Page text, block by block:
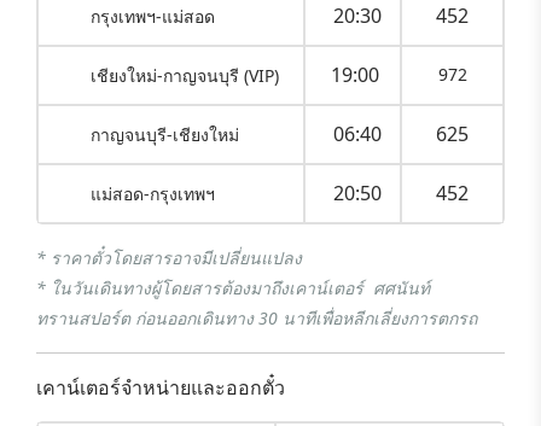
กรุงเทพฯ-แม่สอด 20:30 452
เชียงใหม่-กาญจนบุรี (VIP) 19:00 972
กาญจนบุรี-เชียงใหม่ 06:40 625
แม่สอด-กรุงเทพฯ 20:50 452
* ราคาตั๋วโดยสารอาจมีเปลี่ยนแปลง
* ในวันเดินทางผู้โดยสารต้องมาถึงเคาน์เตอร์ ศศนันท์
ทรานสปอร์ต ก่อนออกเดินทาง 30 นาทีเพื่อหลีกเลี่ยงการตกรถ
เคาน์เตอร์จำหน่ายและออกตั๋ว